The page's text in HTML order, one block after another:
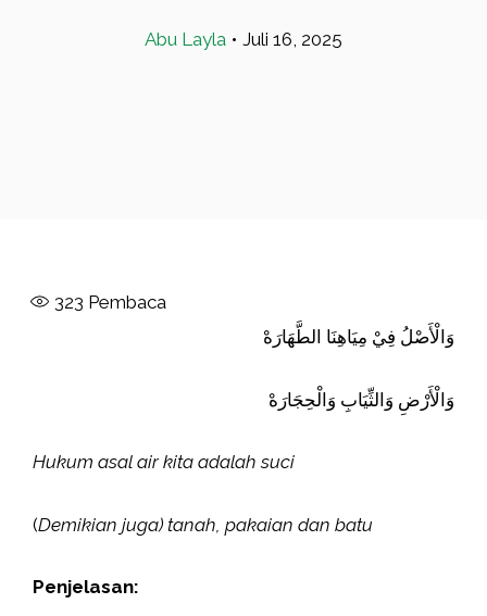
Abu Layla • Juli 16, 2025
323 Pembaca
وَالْأَصْلُ فِيْ مِيَاهِنَا الطَّهَارَهْ
وَالْأَرْضِ وَالثِّيَابِ وَالْحِجَارَهْ
Hukum asal air kita adalah suci
(Demikian juga) tanah, pakaian dan batu
Penjelasan: